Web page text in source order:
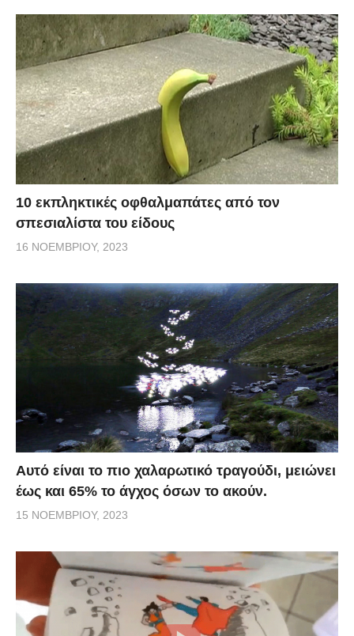
10 εκπληκτικές οφθαλμαπάτες από τον
σπεσιαλίστα του είδους
16 ΝΟΕΜΒΡΊΟΥ, 2023
Αυτό είναι το πιο χαλαρωτικό τραγούδι, μειώνει
έως και 65% το άγχος όσων το ακούν.
15 ΝΟΕΜΒΡΊΟΥ, 2023